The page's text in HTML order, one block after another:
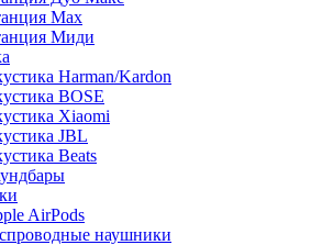
Max
Миди
Harman/Kardon
BOSE
Xiaomi
JBL
Beats
AirPods
наушники